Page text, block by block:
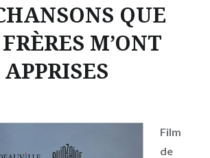
QUE
M’ONT
APPRISES
Film
de